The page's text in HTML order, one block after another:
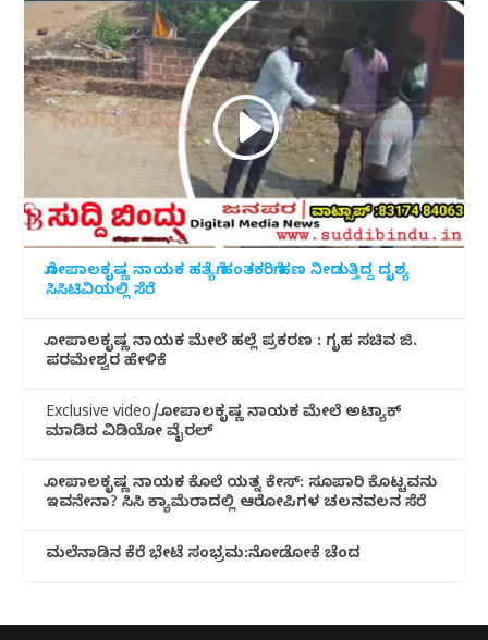
ಗೋಪಾಲಕೃಷ್ಣ ನಾಯಕ ಹತ್ಯೆಗೆ ಹಂತಕರಿಗೆ ಹಣ ನೀಡುತ್ತಿದ್ದ ದೃಶ್ಯ
ಸಿಸಿಟಿವಿಯಲ್ಲಿ ಸೆರೆ
ಗೋಪಾಲಕೃಷ್ಣ ನಾಯಕ ಮೇಲೆ ಹಲ್ಲೆ ಪ್ರಕರಣ : ಗೃಹ ಸಚಿವ ಜಿ.
ಪರಮೇಶ್ವರ ಹೇಳಿಕೆ
Exclusive video/ಗೋಪಾಲಕೃಷ್ಣ ನಾಯಕ ಮೇಲೆ ಅಟ್ಯಾಕ್
ಮಾಡಿದ ವಿಡಿಯೋ ವೈರಲ್
ಗೋಪಾಲಕೃಷ್ಣ ನಾಯಕ ಕೊಲೆ ಯತ್ನ ಕೇಸ್: ಸೂಪಾರಿ ಕೊಟ್ಟವನು
ಇವನೇನಾ? ಸಿಸಿ ಕ್ಯಾಮೆರಾದಲ್ಲಿ ಆರೋಪಿಗಳ ಚಲನವಲನ ಸೆರೆ
ಮಲೆನಾಡಿ‌ನ ಕೆರೆ ಭೇಟೆ ಸಂಭ್ರಮ:ನೋಡೋಕೆ ಚೆಂದ